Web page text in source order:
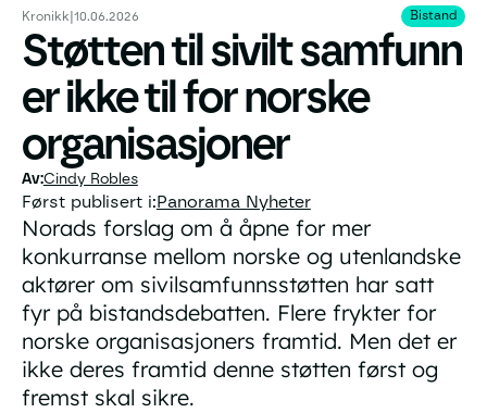
Kronikk|10.06.2026 Bistand
Bistand
Støtten til sivilt samfunn
er ikke til for norske
organisasjoner
Cindy Robles
Først publisert i:Panorama Nyheter
Norads forslag om å åpne for mer
konkurranse mellom norske og utenlandske
aktører om sivilsamfunnsstøtten har satt
fyr på bistandsdebatten. Flere frykter for
norske organisasjoners framtid. Men det er
ikke deres framtid denne støtten først og
fremst skal sikre.